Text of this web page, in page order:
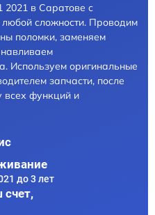
2021 в Саратове с
любой сложности. Проводим
поломки, заменяем
Используем оригинальные
запчасти, после
всех функций и
до 3 лет
счет,